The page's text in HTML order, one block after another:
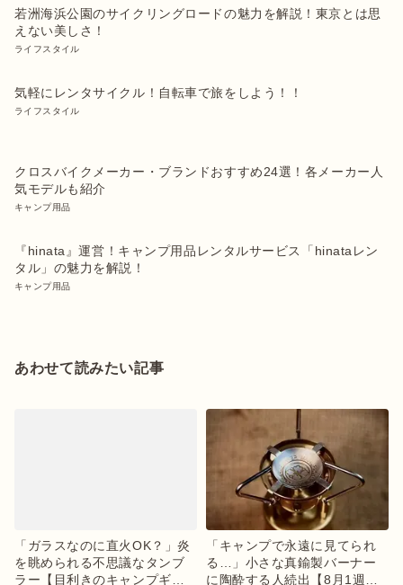
若洲海浜公園のサイクリングロードの魅力を解説！東京とは思
えない美しさ！
ライフスタイル
気軽にレンタサイクル！自転車で旅をしよう！！
ライフスタイル
クロスバイクメーカー・ブランドおすすめ24選！各メーカー人
気モデルも紹介
キャンプ用品
『hinata』運営！キャンプ用品レンタルサービス「hinataレン
タル」の魅力を解説！
キャンプ用品
あわせて読みたい記事
「ガラスなのに直火OK？」炎
を眺められる不思議なタンブ
ラー【目利きのキャンプギ
「キャンプで永遠に見てられ
る…」小さな真鍮製バーナー
に陶酔する人続出【8月1週ラ